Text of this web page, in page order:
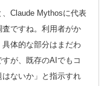
、Claude Mythosに代表
ですね。利用者がか
体的な部分はまだわ
が、既存のAIでもコ
ないか」と指示すれ